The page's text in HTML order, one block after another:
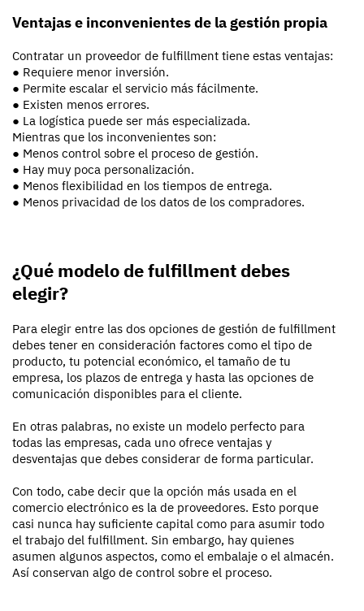
Ventajas e inconvenientes de la gestión propia
Contratar un proveedor de fulfillment tiene estas ventajas:
● Requiere menor inversión.
● Permite escalar el servicio más fácilmente.
● Existen menos errores.
● La logística puede ser más especializada.
Mientras que los inconvenientes son:
● Menos control sobre el proceso de gestión.
● Hay muy poca personalización.
● Menos flexibilidad en los tiempos de entrega.
● Menos privacidad de los datos de los compradores.
¿Qué modelo de fulfillment debes
elegir?
Para elegir entre las dos opciones de gestión de fulfillment
debes tener en consideración factores como el tipo de
producto, tu potencial económico, el tamaño de tu
empresa, los plazos de entrega y hasta las opciones de
comunicación disponibles para el cliente.
En otras palabras, no existe un modelo perfecto para
todas las empresas, cada uno ofrece ventajas y
desventajas que debes considerar de forma particular.
Con todo, cabe decir que la opción más usada en el
comercio electrónico es la de proveedores. Esto porque
casi nunca hay suficiente capital como para asumir todo
el trabajo del fulfillment. Sin embargo, hay quienes
asumen algunos aspectos, como el embalaje o el almacén.
Así conservan algo de control sobre el proceso.